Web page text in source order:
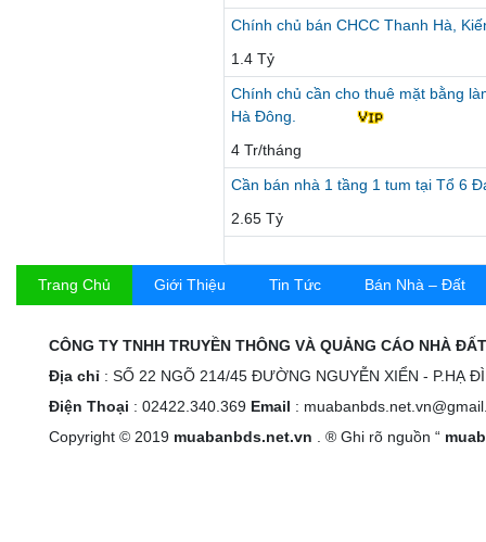
Chính chủ bán CHCC Thanh Hà,
1.4 Tỷ
Chính chủ cần cho thuê mặt bằng
Hà Đông.
4 Tr/tháng
Cần bán nhà 1 tầng 1 tum tại Tổ 6
2.65 Tỷ
Trang Chủ Giới Thiệu Tin Tức Bán Nhà – Đất
CÔNG TY TNHH TRUYỀN THÔNG VÀ QUẢNG CÁO NHÀ
Địa chỉ : SỐ 22 NGÕ 214/45 ĐƯỜNG NGUYỄN XIỂN - P.HẠ
Điện Thoại : 02422.340.369 Email :
Copyright © 2019 muabanbds.net.vn . ® Ghi rõ nguồn “